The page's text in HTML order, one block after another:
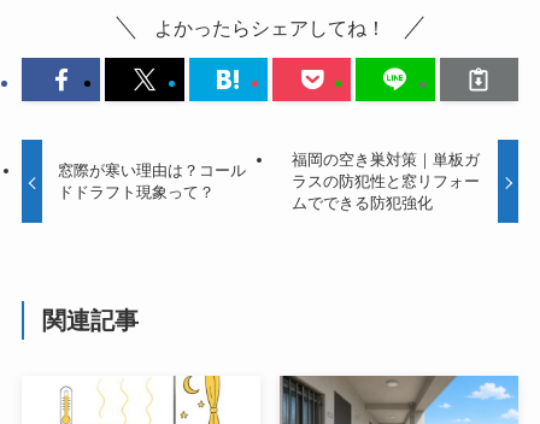
よかったらシェアしてね！
窓際が寒い理由は？コール
ドドラフト現象って？
福岡の空き巣対策｜単板ガ
ラスの防犯性と窓リフォー
ムでできる防犯強化
関連記事